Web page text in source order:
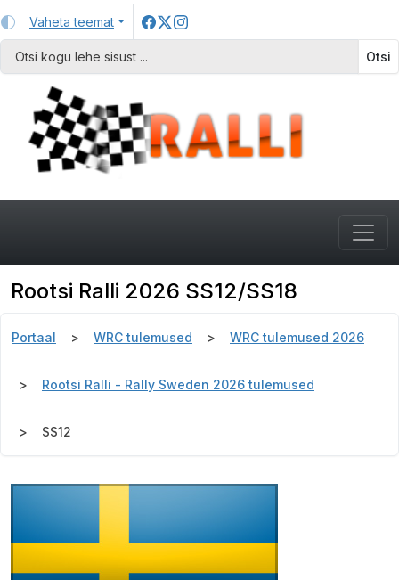
Vaheta teemat
Otsi
Rootsi Ralli 2026 SS12/SS18
Portaal WRC tulemused WRC tulemused 2026
Rootsi Ralli - Rally Sweden 2026 tulemused
SS12